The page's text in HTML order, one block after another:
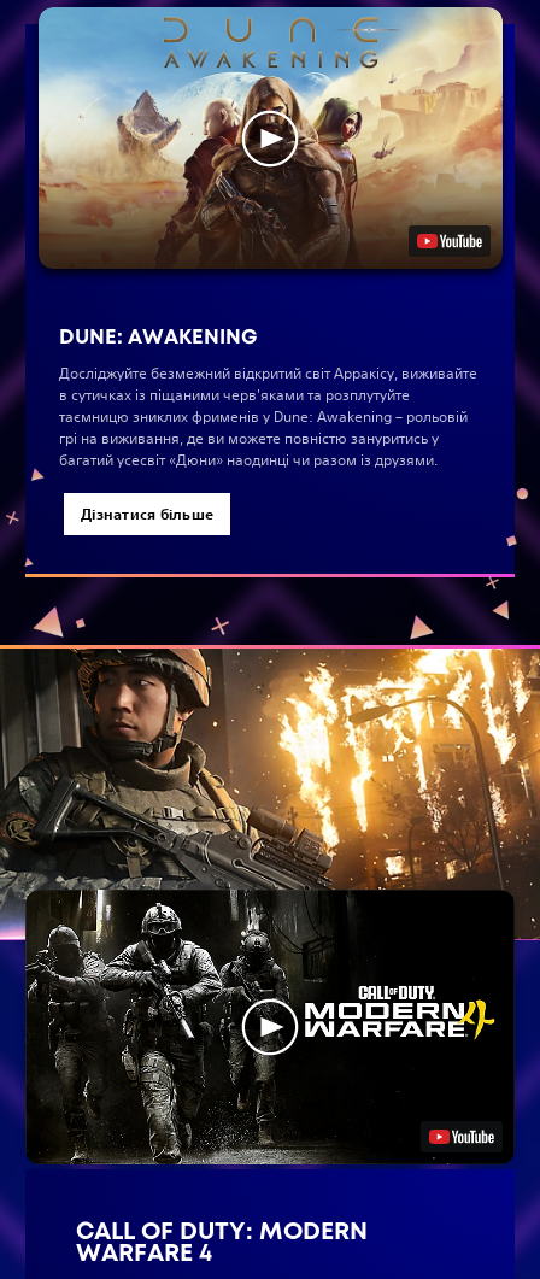
DUNE: AWAKENING
Досліджуйте безмежний відкритий світ Арракісу, виживайте
в сутичках із піщаними черв'яками та розплутуйте
таємницю зниклих фрименів у Dune: Awakening – рольовій
грі на виживання, де ви можете повністю зануритись у
багатий усесвіт «Дюни» наодинці чи разом із друзями.
Дізнатися більше
CALL OF DUTY: MODERN
WARFARE 4